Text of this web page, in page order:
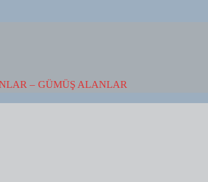
– GÜMÜŞ ALANLAR